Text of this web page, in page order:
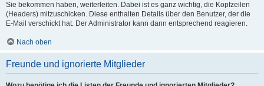
Sie bekommen haben, weiterleiten. Dabei ist es ganz wichtig, die Kopfzeilen
(Headers) mitzuschicken. Diese enthalten Details über den Benutzer, der die
E-Mail verschickt hat. Der Administrator kann dann entsprechend reagieren.
Nach oben
Freunde und ignorierte Mitglieder